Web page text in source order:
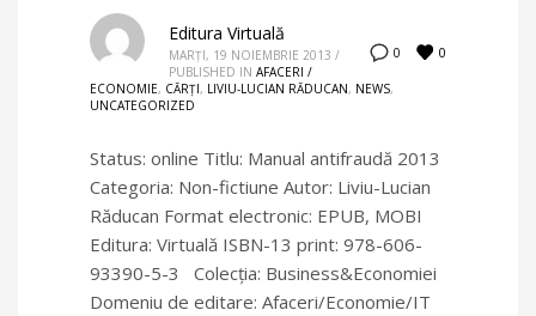
0 0
Editura Virtuală
MARȚI, 19 NOIEMBRIE 2013 /
PUBLISHED IN AFACERI /
ECONOMIE, CĂRȚI, LIVIU-LUCIAN RĂDUCAN, NEWS,
UNCATEGORIZED
Status: online Titlu: Manual antifraudă 2013
Categoria: Non-fictiune Autor: Liviu-Lucian
Răducan Format electronic: EPUB, MOBI
Editura: Virtuală ISBN-13 print: 978-606-
93390-5-3 Colecţia: Business&Economiei
Domeniu de editare: Afaceri/Economie/IT